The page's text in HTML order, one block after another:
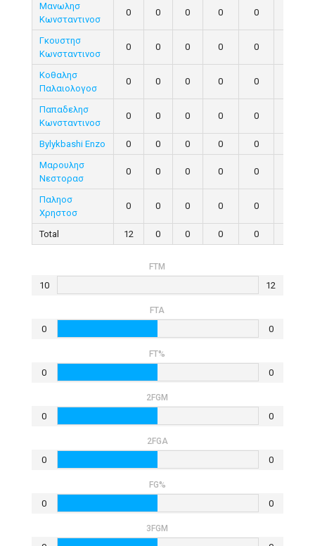
Μανωλησ
Κωνσταντινοσ
0 0 0 0 0
Γκουστησ
Κωνσταντινοσ
0 0 0 0 0
Κοθαλησ
Παλαιολογοσ
0 0 0 0 0
Παπαδελησ
Κωνσταντινοσ
0 0 0 0 0
Bylykbashi Enzo 0 0 0 0 0
Μαρουλησ
Νεστορασ
0 0 0 0 0
Παληοσ
Χρηστοσ
0 0 0 0 0
Total 12 0 0 0 0
FTM
10 12
FTA
0 0
FT%
0 0
2FGM
0 0
2FGA
0 0
FG%
0 0
3FGM